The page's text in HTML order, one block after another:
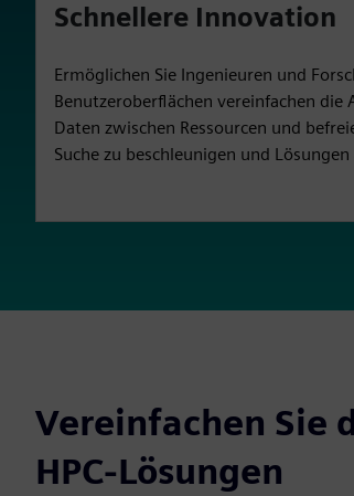
Schnellere Innovation
Ermöglichen Sie Ingenieuren und
Benutzeroberflächen vereinfachen
Daten zwischen Ressourcen und
Suche zu beschleunigen und
Vereinfachen Sie
HPC-Lösungen